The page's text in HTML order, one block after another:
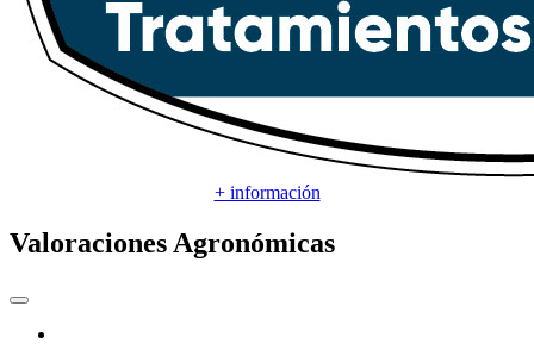
+ información
Valoraciones Agronómicas